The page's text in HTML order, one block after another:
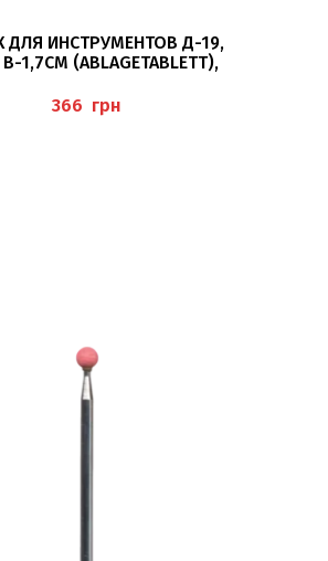
В КОРЗИНУ
ДЛЯ ИНСТРУМЕНТОВ Д-19,
1,7СМ (ABLAGETABLETT),
грн